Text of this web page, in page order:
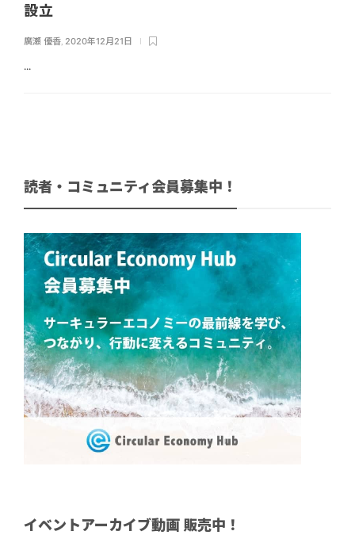
設立
廣瀬 優香, 2020年12月21日
...
読者・コミュニティ会員募集中！
イベントアーカイブ動画 販売中！